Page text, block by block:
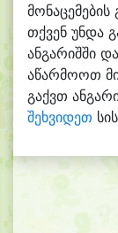
მონაცემების
თქვენ უნდა
ანგარიშში
აწარმოოთ
გაქვთ
შეხვიდეთ